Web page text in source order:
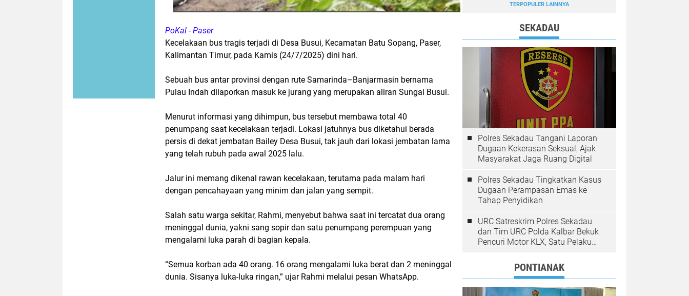
PoKal - Paser
Kecelakaan bus tragis terjadi di Desa Busui, Kecamatan Batu Sopang, Paser,
Kalimantan Timur, pada Kamis (24/7/2025) dini hari.
Sebuah bus antar provinsi dengan rute Samarinda–Banjarmasin bernama
Pulau Indah dilaporkan masuk ke jurang yang merupakan aliran Sungai Busui.
Menurut informasi yang dihimpun, bus tersebut membawa total 40
penumpang saat kecelakaan terjadi. Lokasi jatuhnya bus diketahui berada
persis di dekat jembatan Bailey Desa Busui, tak jauh dari lokasi jembatan lama
yang telah rubuh pada awal 2025 lalu.
Jalur ini memang dikenal rawan kecelakaan, terutama pada malam hari
dengan pencahayaan yang minim dan jalan yang sempit.
Salah satu warga sekitar, Rahmi, menyebut bahwa saat ini tercatat dua orang
meninggal dunia, yakni sang sopir dan satu penumpang perempuan yang
mengalami luka parah di bagian kepala.
“Semua korban ada 40 orang. 16 orang mengalami luka berat dan 2 meninggal
dunia. Sisanya luka-luka ringan,” ujar Rahmi melalui pesan WhatsApp.
TERPOPULER LAINNYA
SEKADAU
Polres Sekadau Tangani Laporan
Dugaan Kekerasan Seksual, Ajak
Masyarakat Jaga Ruang Digital
Polres Sekadau Tingkatkan Kasus
Dugaan Perampasan Emas ke
Tahap Penyidikan
URC Satreskrim Polres Sekadau
dan Tim URC Polda Kalbar Bekuk
Pencuri Motor KLX, Satu Pelaku
PONTIANAK